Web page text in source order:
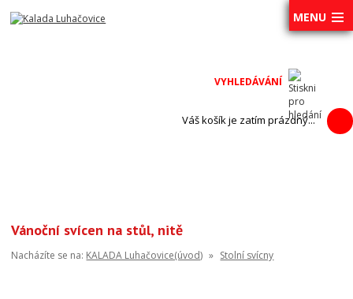
MENU
Váš košík je zatím prázdný...
Vánoční svícen na stůl, nitě
Nacházíte se na: KALADA Luhačovice(úvod) » Stolní svícny